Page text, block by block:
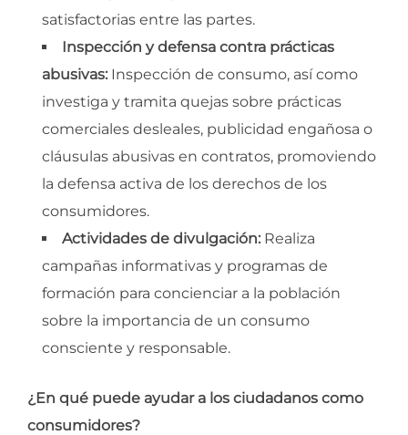
satisfactorias entre las partes.
Inspección y defensa contra prácticas
abusivas: Inspección de consumo, así como
investiga y tramita quejas sobre prácticas
comerciales desleales, publicidad engañosa o
cláusulas abusivas en contratos, promoviendo
la defensa activa de los derechos de los
consumidores.
Actividades de divulgación: Realiza
campañas informativas y programas de
formación para concienciar a la población
sobre la importancia de un consumo
consciente y responsable.
¿En qué puede ayudar a los ciudadanos como
consumidores?